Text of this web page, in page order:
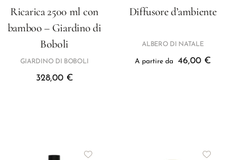
Ricarica 2500 ml con
bamboo – Giardino di
Boboli
GIARDINO DI BOBOLI
328,00 €
Diffusore d’ambiente
ALBERO DI NATALE
A partire da 46,00 €